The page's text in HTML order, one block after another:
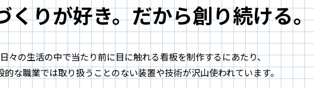
くりが好き。だから創り続ける。
日々の生活の中で当たり前に目に触れる看板を制作するにあたり、
的な職業では取り扱うことのない装置や技術が沢山使われています。